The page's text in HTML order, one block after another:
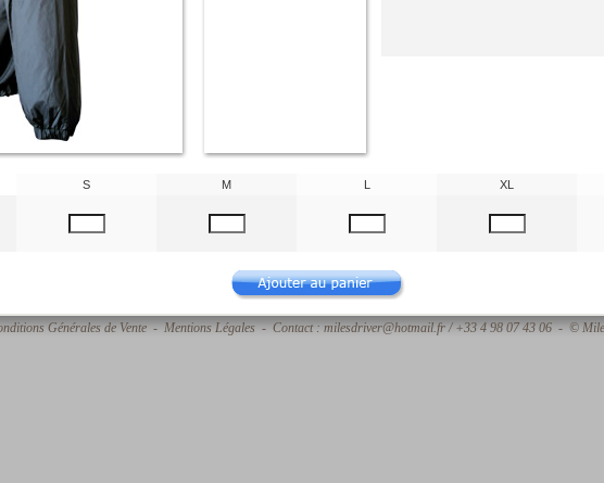
S M L XL
Générales de Vente-Mentions Légales- Contact : milesdriver@hotmail.fr / +33 4 98 07 43 06 - ©